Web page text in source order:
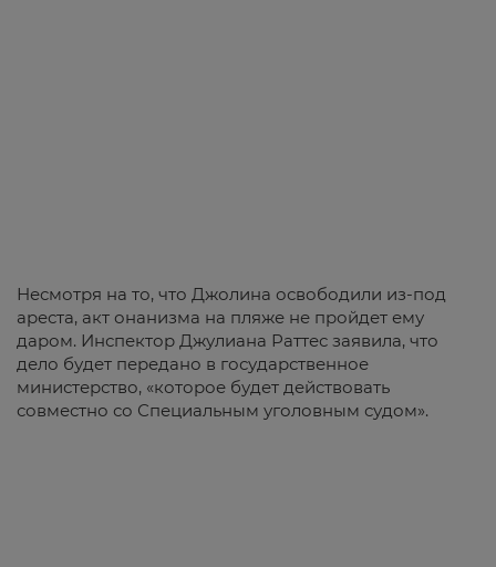
Несмотря на то, что Джолина освободили из-под
ареста, акт онанизма на пляже не пройдет ему
даром. Инспектор Джулиана Раттес заявила, что
дело будет передано в государственное
министерство, «которое будет действовать
совместно со Специальным уголовным судом».